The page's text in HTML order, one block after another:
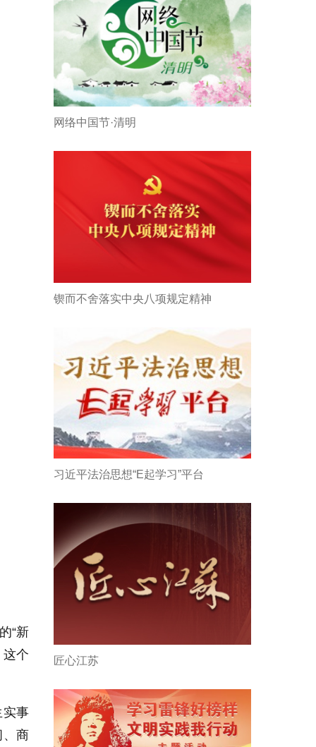
“新
这个
实事
、商
网络中国节·清明
锲而不舍落实中央八项规定精神
习近平法治思想“E起学习”平台
匠心江苏